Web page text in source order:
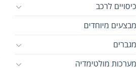
כיסויים לרכב
מבצעים מיוחדים
מגברים
מערכות מולטימדיה